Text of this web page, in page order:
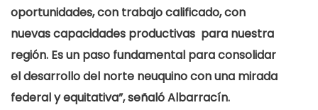
oportunidades, con trabajo calificado, con
nuevas capacidades productivas para nuestra
región. Es un paso fundamental para consolidar
el desarrollo del norte neuquino con una mirada
federal y equitativa”, señaló Albarracín.